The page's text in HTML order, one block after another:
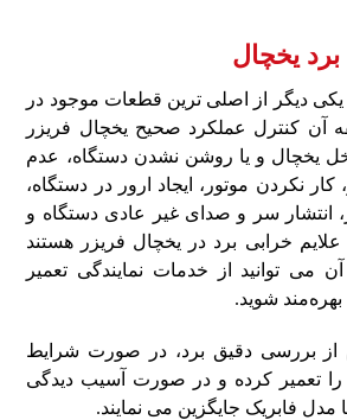
یخچال
یکی دیگر از اصلی‌ ترین قطعات موجود در
آن کنترل عملکرد صحیح یخچال فریزر
یخچال و یا روشن نشدن دستگاه، عدم
کار نکردن موتور، ایجاد ارور در دستگاه،
انتشار سر و صدای غیر عادی دستگاه و
خرابی برد در یخچال فریزر هستند
می‌ توانید از خدمات نمایندگی تعمیر
شوید.
بررسی دقیق برد، در صورت شرایط
را تعمیر کرده و در صورت آسیب دیدگی
مدل فابریک جایگزین می‌ نمایند.